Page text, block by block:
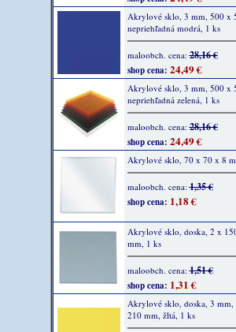
Akrylové sklo, 3 mm, 500 x
nepriehľadná modrá, 1 ks
maloobch. cena:28,16 €
shop cena: 24,49 €
Akrylové sklo, 3 mm, 500 x
nepriehľadná zelená, 1 ks
maloobch. cena:28,16 €
shop cena: 24,49 €
Akrylové sklo, 70 x 70 x 8
maloobch. cena:1,35 €
shop cena: 1,18 €
Akrylové sklo, doska, 2 x
mm, 1 ks
maloobch. cena:1,51 €
shop cena: 1,31 €
Akrylové sklo, doska, 3 mm,
210 mm, žltá, 1 ks